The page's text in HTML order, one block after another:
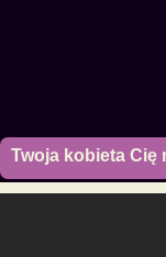
Twoja kobieta Cię